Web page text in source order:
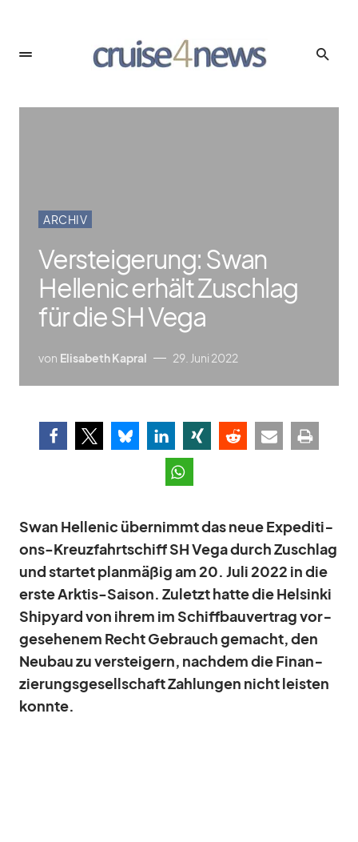
ARCHIV
Versteigerung: Swan
Hellenic erhält Zuschlag
für die SH Vega
von Elisabeth Kapral 29. Juni 2022
Swan Hel­le­nic über­nimmt das neue Ex­pe­di­ti­
ons-Kreuz­fahrt­schiff SH Vega durch Zu­schlag
und star­tet plan­mä­ßig am 20. Juli 2022 in die
erste Ark­tis-Sai­son. Zu­letzt hatte die Hel­sinki
Shi­py­ard von ih­rem im Schiff­bau­ver­trag vor­
ge­se­he­nem Recht Ge­brauch ge­macht, den
Neu­bau zu ver­stei­gern, nach­dem die Fi­nan­
zie­rungs­ge­sell­schaft Zah­lun­gen nicht leis­ten
konnte.